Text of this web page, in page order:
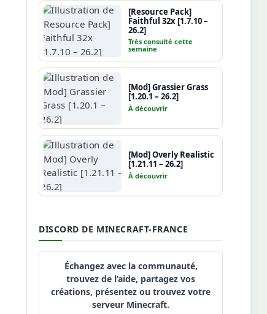
[Resource Pack]
Faithful 32x [1.7.10 –
26.2]
Très consulté cette
semaine
[Mod] Grassier Grass
[1.20.1 – 26.2]
À découvrir
[Mod] Overly Realistic
[1.21.11 – 26.2]
À découvrir
DISCORD DE MINECRAFT-FRANCE
Échangez avec la communauté,
trouvez de l’aide, partagez vos
créations, présentez ou trouvez votre
serveur Minecraft.